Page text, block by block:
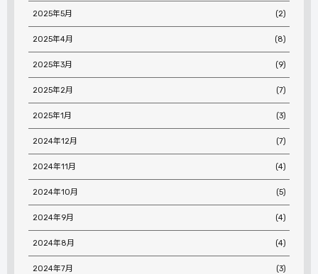
2025年5月 (2)
2025年4月 (8)
2025年3月 (9)
2025年2月 (7)
2025年1月 (3)
2024年12月 (7)
2024年11月 (4)
2024年10月 (5)
2024年9月 (4)
2024年8月 (4)
2024年7月 (3)